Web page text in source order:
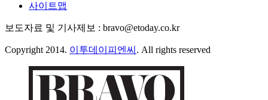
사이트맵
보도자료 및 기사제보 : bravo@etoday.co.kr
Copyright 2014. 이투데이피엔씨 . All rights reserved